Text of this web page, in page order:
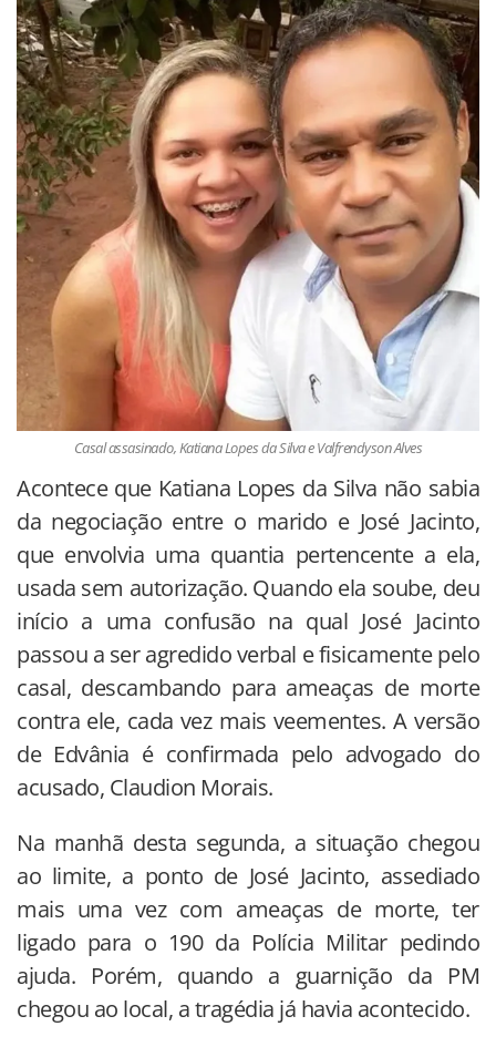
Casal assasinado, Katiana Lopes da Silva e Valfrendyson Alves
Acontece que Katiana Lopes da Silva não sabia
da negociação entre o marido e José Jacinto,
que envolvia uma quantia pertencente a ela,
usada sem autorização. Quando ela soube, deu
início a uma confusão na qual José Jacinto
passou a ser agredido verbal e fisicamente pelo
casal, descambando para ameaças de morte
contra ele, cada vez mais veementes. A versão
de Edvânia é confirmada pelo advogado do
acusado, Claudion Morais.
Na manhã desta segunda, a situação chegou
ao limite, a ponto de José Jacinto, assediado
mais uma vez com ameaças de morte, ter
ligado para o 190 da Polícia Militar pedindo
ajuda. Porém, quando a guarnição da PM
chegou ao local, a tragédia já havia acontecido.